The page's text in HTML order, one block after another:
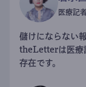
医療記
儲けにならない
theLetterは医療
存在です。